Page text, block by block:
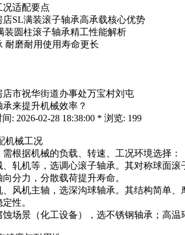
适配要点
SL满装滚子轴承高承载核心优势
装圆柱滚子轴承精工性能解析
耐磨耐用使用寿命更长
市祝华街道办事处万宝村刘屯
来提升机械效率？
: 2026-02-28 18:38:00 * 浏览: 199
机械工况
根据机械的负载、转速、工况环境选择：
、轧机等，选调心滚子轴承。其对称球面
分力，分散载荷提升寿命。
风机主轴，选深沟球轴承。其结构简单
定性。
场景（化工设备），选不锈钢轴承；高